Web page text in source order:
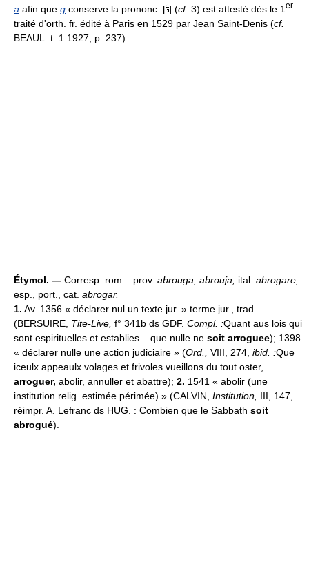
a afin que g conserve la prononc. [ ] (cf. 3) est attesté dès le 1 er
traité d'orth. fr. édité à Paris en 1529 par Jean Saint-Denis (cf.
BEAUL. t. 1 1927, p. 237).
Étymol. — Corresp. rom. : prov. abrouga, abrouja; ital. abrogare;
esp., port., cat. abrogar.
1. Av. 1356 « déclarer nul un texte jur. » terme jur., trad.
(BERSUIRE, Tite-Live, f° 341b ds GDF. Compl. :Quant aus lois qui
sont espirituelles et establies... que nulle ne soit arroguee); 1398
« déclarer nulle une action judiciaire » (Ord., VIII, 274, ibid. :Que
iceulx appeaulx volages et frivoles vueillons du tout oster,
arroguer, abolir, annuller et abattre); 2. 1541 « abolir (une
institution relig. estimée périmée) » (CALVIN, Institution, III, 147,
réimpr. A. Lefranc ds HUG. : Combien que le Sabbath soit
abrogué).